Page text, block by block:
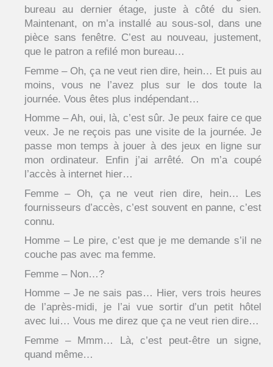
bureau au dernier étage, juste à côté du sien.
Maintenant, on m’a installé au sous-sol, dans une
pièce sans fenêtre. C’est au nouveau, justement,
que le patron a refilé mon bureau…
Femme – Oh, ça ne veut rien dire, hein… Et puis au
moins, vous ne l’avez plus sur le dos toute la
journée. Vous êtes plus indépendant…
Homme – Ah, oui, là, c’est sûr. Je peux faire ce que
veux. Je ne reçois pas une visite de la journée. Je
passe mon temps à jouer à des jeux en ligne sur
mon ordinateur. Enfin j’ai arrêté. On m’a coupé
l’accès à internet hier…
Femme – Oh, ça ne veut rien dire, hein… Les
fournisseurs d’accès, c’est souvent en panne, c’est
connu.
Homme – Le pire, c’est que je me demande s’il ne
couche pas avec ma femme.
Femme – Non…?
Homme – Je ne sais pas… Hier, vers trois heures
de l’après-midi, je l’ai vue sortir d’un petit hôtel
avec lui… Vous me direz que ça ne veut rien dire…
Femme – Mmm… Là, c’est peut-être un signe,
quand même…